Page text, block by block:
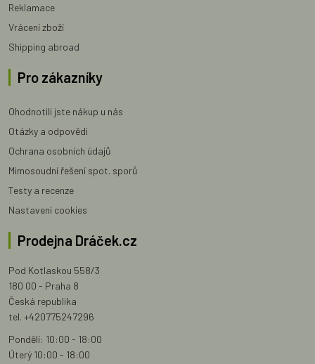
Reklamace
Vrácení zboží
Shipping abroad
Pro zákazníky
Ohodnotili jste nákup u nás
Otázky a odpovědi
Ochrana osobních údajů
Mimosoudní řešení spot. sporů
Testy a recenze
Nastavení cookies
Prodejna Dráček.cz
Pod Kotlaskou 558/3
180 00 - Praha 8
Česká republika
tel. +420775247296
Pondělí: 10:00 - 18:00
Úterý 10:00 - 18:00